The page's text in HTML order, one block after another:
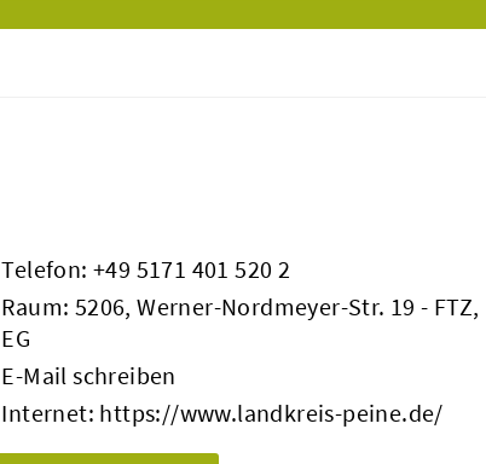
Telefon: +49 5171 401 520 2
Raum: 5206, Werner-Nordmeyer-Str. 19 - FTZ,
EG
E-Mail schreiben
Internet: https://www.landkreis-peine.de/